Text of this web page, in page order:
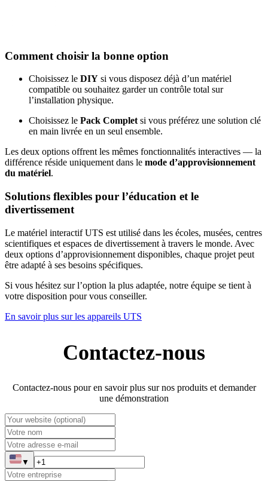
Comment choisir la bonne option
Choisissez le DIY si vous disposez déjà d’un matériel
compatible ou souhaitez garder un contrôle total sur
l’installation physique.
Choisissez le Pack Complet si vous préférez une solution clé
en main livrée en un seul ensemble.
Les deux options offrent les mêmes fonctionnalités interactives — la
différence réside uniquement dans le mode d’approvisionnement
du matériel.
Solutions flexibles pour l’éducation et le
divertissement
Le matériel interactif UTS est utilisé dans les écoles, musées, centres
scientifiques et espaces de divertissement à travers le monde. Avec
deux options d’approvisionnement disponibles, chaque projet peut
être adapté à ses besoins spécifiques.
Si vous hésitez sur l’option la plus adaptée, notre équipe se tient à
votre disposition pour vous conseiller.
En savoir plus sur les appareils UTS
Contactez-nous
Contactez-nous pour en savoir plus sur nos produits et demander
une démonstration
▼